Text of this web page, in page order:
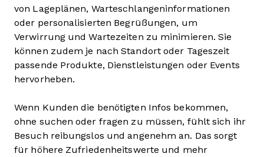
von Lageplänen, Warteschlangeninformationen
oder personalisierten Begrüßungen, um
Verwirrung und Wartezeiten zu minimieren. Sie
können zudem je nach Standort oder Tageszeit
passende Produkte, Dienstleistungen oder Events
hervorheben.
Wenn Kunden die benötigten Infos bekommen,
ohne suchen oder fragen zu müssen, fühlt sich ihr
Besuch reibungslos und angenehm an. Das sorgt
für höhere Zufriedenheitswerte und mehr